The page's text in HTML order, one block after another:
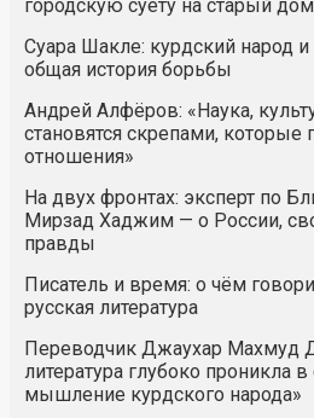
городскую суету на старый
Суара Шакле: курдский народ
общая история борьбы
Андрей Алфёров: «Наука,
становятся скрепами, которые
отношения»
На двух фронтах: эксперт по
Мирзад Хаджим — о России,
правды
Писатель и время: о чём
русская литература
Переводчик Джаухар Махмуд
литература глубоко проникла
мышление курдского народа»